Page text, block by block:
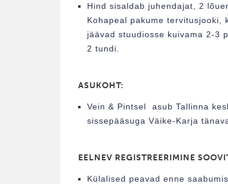
Hind sisaldab juhendajat, 2
Kohapeal pakume tervitusjooki,
jäävad stuudiosse kuivama 2-3
2 tundi.
ASUKOHT:
Vein & Pintsel asub Tallinna
sissepääsuga Väike-Karja
EELNEV REGISTREERIMINE
Külalised peavad enne